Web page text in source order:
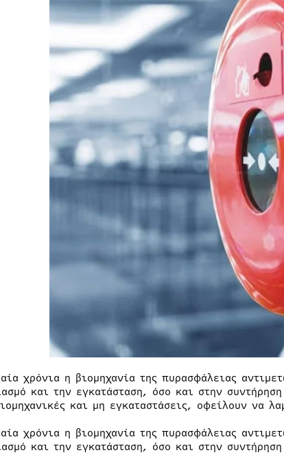
χρόνια η βιομηχανία της πυρασφάλειας
και την εγκατάσταση, όσο και στην
και μη εγκαταστάσεις, οφείλουν να
χρόνια η βιομηχανία της πυρασφάλειας
και την εγκατάσταση, όσο και στην